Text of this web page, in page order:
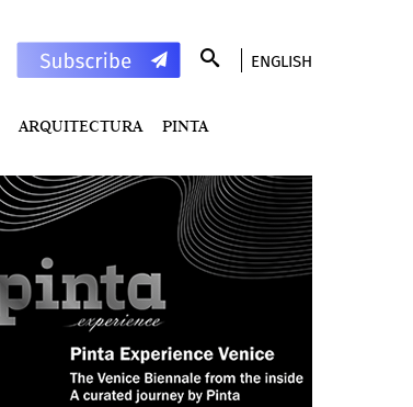
ENGLISH
ARQUITECTURA PINTA